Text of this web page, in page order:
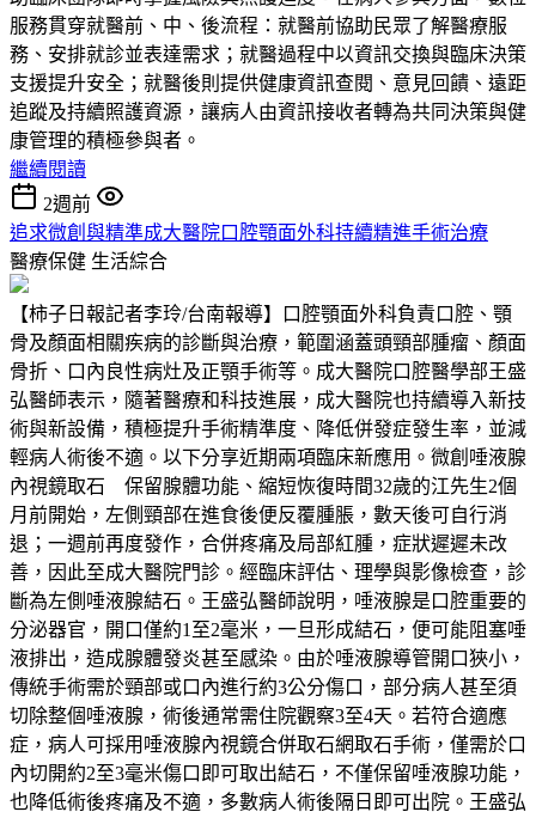
服務貫穿就醫前、中、後流程：就醫前協助民眾了解醫療服
務、安排就診並表達需求；就醫過程中以資訊交換與臨床決策
支援提升安全；就醫後則提供健康資訊查閱、意見回饋、遠距
追蹤及持續照護資源，讓病人由資訊接收者轉為共同決策與健
康管理的積極參與者。
繼續閱讀
2週前
追求微創與精準成大醫院口腔顎面外科持續精進手術治療
醫療保健 生活綜合
【柿子日報記者李玲/台南報導】口腔顎面外科負責口腔、顎
骨及顏面相關疾病的診斷與治療，範圍涵蓋頭頸部腫瘤、顏面
骨折、口內良性病灶及正顎手術等。成大醫院口腔醫學部王盛
弘醫師表示，隨著醫療和科技進展，成大醫院也持續導入新技
術與新設備，積極提升手術精準度、降低併發症發生率，並減
輕病人術後不適。以下分享近期兩項臨床新應用。微創唾液腺
內視鏡取石 保留腺體功能、縮短恢復時間32歲的江先生2個
月前開始，左側頸部在進食後便反覆腫脹，數天後可自行消
退；一週前再度發作，合併疼痛及局部紅腫，症狀遲遲未改
善，因此至成大醫院門診。經臨床評估、理學與影像檢查，診
斷為左側唾液腺結石。王盛弘醫師說明，唾液腺是口腔重要的
分泌器官，開口僅約1至2毫米，一旦形成結石，便可能阻塞唾
液排出，造成腺體發炎甚至感染。由於唾液腺導管開口狹小，
傳統手術需於頸部或口內進行約3公分傷口，部分病人甚至須
切除整個唾液腺，術後通常需住院觀察3至4天。若符合適應
症，病人可採用唾液腺內視鏡合併取石網取石手術，僅需於口
內切開約2至3毫米傷口即可取出結石，不僅保留唾液腺功能，
也降低術後疼痛及不適，多數病人術後隔日即可出院。王盛弘